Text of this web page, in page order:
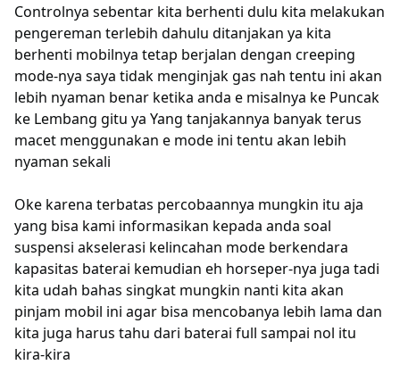
Controlnya sebentar kita berhenti dulu kita melakukan
pengereman terlebih dahulu ditanjakan ya kita
berhenti mobilnya tetap berjalan dengan creeping
mode-nya saya tidak menginjak gas nah tentu ini akan
lebih nyaman benar ketika anda e misalnya ke Puncak
ke Lembang gitu ya Yang tanjakannya banyak terus
macet menggunakan e mode ini tentu akan lebih
nyaman sekali
Oke karena terbatas percobaannya mungkin itu aja
yang bisa kami informasikan kepada anda soal
suspensi akselerasi kelincahan mode berkendara
kapasitas baterai kemudian eh horseper-nya juga tadi
kita udah bahas singkat mungkin nanti kita akan
pinjam mobil ini agar bisa mencobanya lebih lama dan
kita juga harus tahu dari baterai full sampai nol itu
kira-kira